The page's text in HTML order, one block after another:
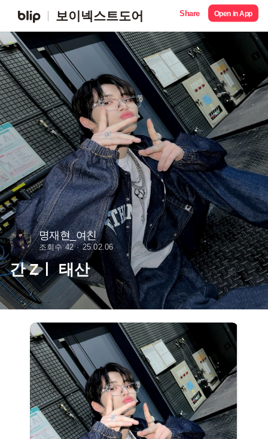
보이넥스트도어 Share Open in App
명재현_여친
조회수 42 25.02.06
간 Zㅣ 태산